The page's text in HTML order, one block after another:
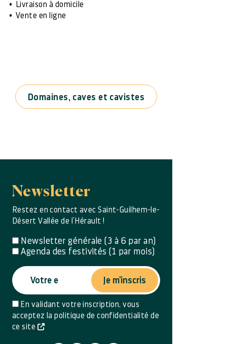
Livraison à domicile
Vente en ligne
Domaines, caves et cavistes
Newsletter
Restez en contact avec Saint-Guilhem-le-
Désert Vallée de l’Hérault !
Newsletter générale (3 à 6 par an)
Agenda des festivités (1 par mois)
En validant votre inscription, vous
acceptez la politique de confidentialité de
ce site
Je m'inscris